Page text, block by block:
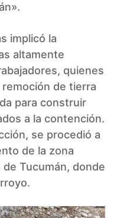
implicó la
altamente
quienes
de tierra
para construir
a la contención.
se procedió a
de la zona
Tucumán, donde